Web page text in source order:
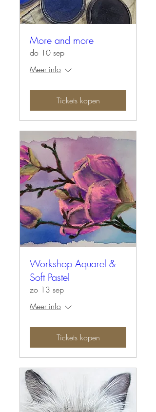
More and more
do 10 sep
Meer info
Tickets kopen
Workshop Aquarel &
Soft Pastel
zo 13 sep
Meer info
Tickets kopen